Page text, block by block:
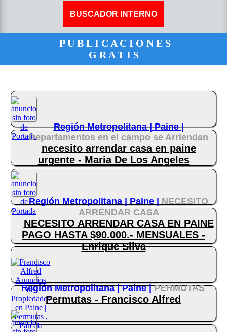
P U B L I C A C I O N E S
G R A T I S
Región Metropolitana |Paine |
Departamentos en el campo se Arriendan
necesito arrendar casa en paine
urgente - Maria De Los Angeles
Región Metropolitana | Paine | NECESITO
ARRENDAR CASA
NECESITO ARRENDAR CASA EN PAINE
PAGO HASTA $90.000.- MENSUALES -
Enrique Silva
Región Metropolitana |Paine |PERMUTAS
Permutas - Francisco Alfred